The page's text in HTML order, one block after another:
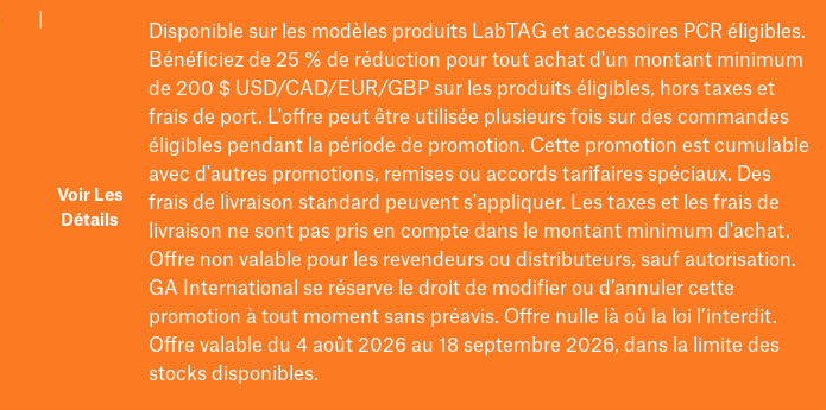
Voir Les
Détails
Disponible sur les modèles produits LabTAG et accessoires PCR éligibles.
Bénéficiez de 25 % de réduction pour tout achat d'un montant minimum
de 200 $USD/CAD/EUR/GBPsur les produits éligibles, hors taxes et
frais de port. L'offre peut être utilisée plusieurs fois sur des commandes
éligibles pendant la période de promotion. Cette promotion est cumulable
avec d'autres promotions, remises ou accords tarifaires spéciaux. Des
frais de livraison standard peuvent s'appliquer. Les taxes et les frais de
livraison ne sont pas pris en compte dans le montant minimum d'achat.
Offre non valable pour les revendeurs ou distributeurs, sauf autorisation.
GA International se réserve le droit de modifierou d’annuler cette
promotion à tout moment sans préavis. Offre nulle là où la loi l’interdit.
Offre valable du 4 août 2026 au 18 septembre 2026, dans la limite des
stocks disponibles.